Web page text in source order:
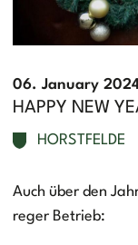
06. January
HAPPY NEW
HORSTFELDE
Auch über den
reger Betrieb: